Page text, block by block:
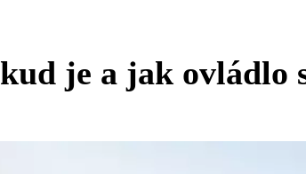
je a jak ovládlo